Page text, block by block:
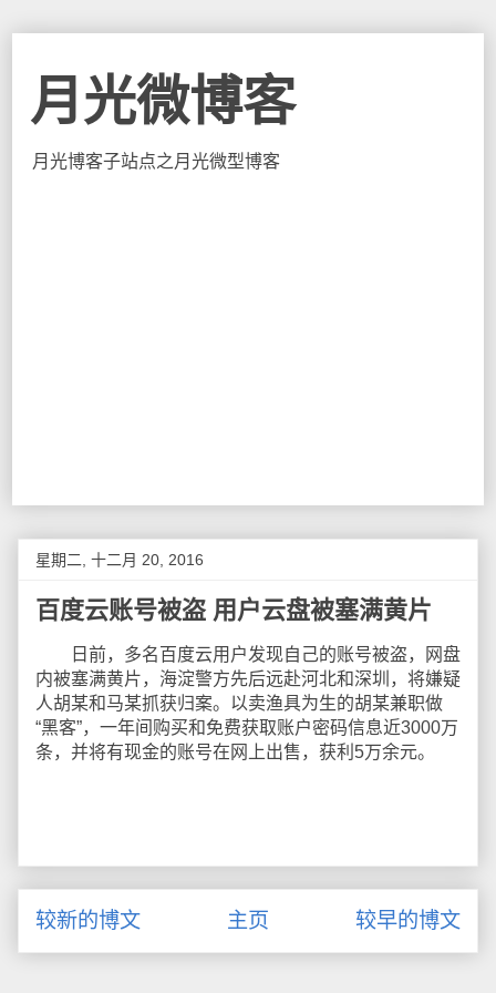
月光微博客
月光博客子站点之月光微型博客
星期二, 十二月 20, 2016
百度云账号被盗 用户云盘被塞满黄片
日前，多名百度云用户发现自己的账号被盗，网盘
内被塞满黄片，海淀警方先后远赴河北和深圳，将嫌疑
人胡某和马某抓获归案。以卖渔具为生的胡某兼职做
“黑客”，一年间购买和免费获取账户密码信息近3000万
条，并将有现金的账号在网上出售，获利5万余元。
较新的博文 较早的博文
主页